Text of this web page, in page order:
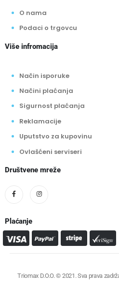
O nama
Podaci o trgovcu
Više infromacija
Način isporuke
Načini plaćanja
Sigurnost plaćanja
Reklamacije
Uputstvo za kupovinu
Ovlašćeni serviseri
Društvene mreže
Plaćanje
Triomax D.O.O. © 2021. Sva prava